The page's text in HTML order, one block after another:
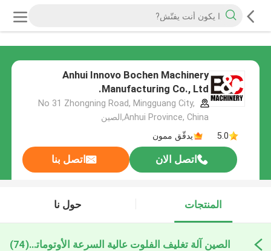
Anhui Innovo Bochen Machinery
Manufacturing Co., Ltd.
No 31 Zhongning Road, Mingguang City,
Anhui Province, China,الصين
5.0
يدقّق ممون
اتصل الان اتصل بنا
المنتجات حول نا
الصين آلة تغليف الفلوت عالية السرعة الأوتوماتيكية(74)